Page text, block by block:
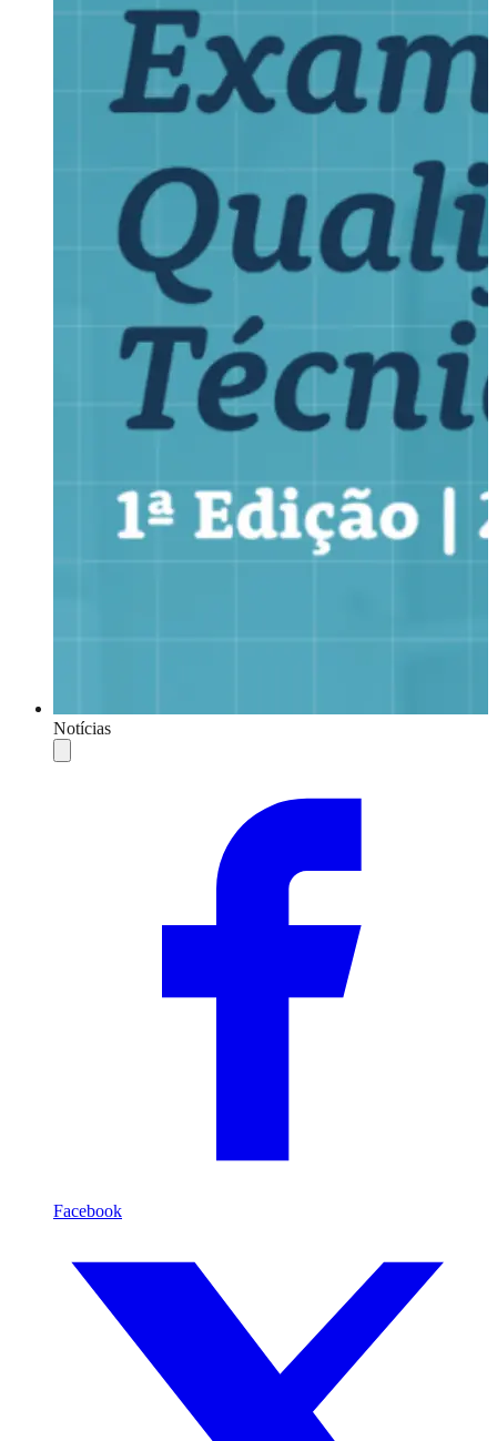
Notícias
Compartilhar
Facebook